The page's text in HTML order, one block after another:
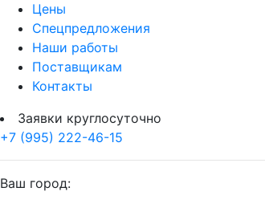
Цены
Спецпредложения
Наши работы
Поставщикам
Контакты
Заявки круглосуточно
+7 (995) 222-46-15
Ваш город: